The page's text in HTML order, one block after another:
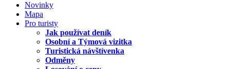
Novinky
Mapa
Pro turisty
Jak používat deník
Osobní a Týmová vizitka
Turistická návštívenka
Odměny